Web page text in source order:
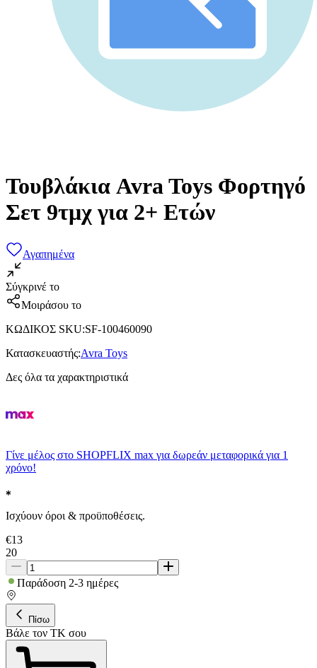
Τουβλάκια Avra Toys Φορτηγό
Σετ 9τμχ για 2+ Ετών
Αγαπημένα
Σύγκρινέ το
Μοιράσου το
ΚΩΔΙΚΟΣ SKU:SF-100460090
Κατασκευαστής:Avra Toys
Δες όλα τα χαρακτηριστικά
Γίνε μέλος στο SHOPFLIX max για δωρεάν μεταφορικά για 1
χρόνο!
Ισχύουν όροι & προϋποθέσεις.
€13
20
Παράδοση 2-3 ημέρες
Πίσω
Βάλε τον ΤΚ σου